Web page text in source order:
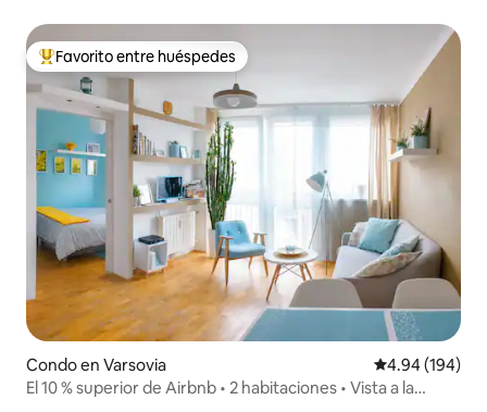
Favorito entre huéspedes preferido
Favorito entre huéspedes
Condo en Varsovia Calificación
4.94 (194)
El 10 % superior de Airbnb • 2 habitaciones • Vista a la